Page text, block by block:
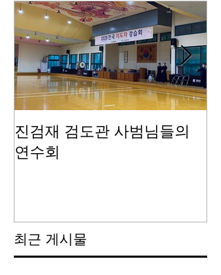
진검재 검도관 사범님들의
연수회
최근 게시물